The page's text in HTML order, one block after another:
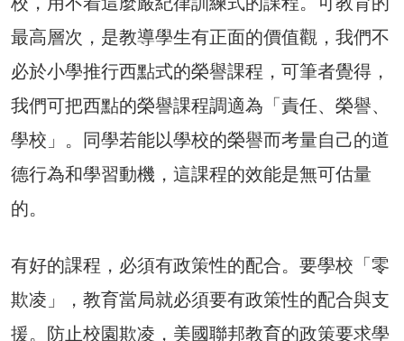
最高層次，是教導學生有正面的價值觀，我們不
必於小學推行西點式的榮譽課程，可筆者覺得，
我們可把西點的榮譽課程調適為「責任、榮譽、
學校」。同學若能以學校的榮譽而考量自己的道
德行為和學習動機，這課程的效能是無可估量
的。
有好的課程，必須有政策性的配合。要學校「零
欺凌」，教育當局就必須要有政策性的配合與支
援。防止校園欺凌，美國聯邦教育的政策要求學